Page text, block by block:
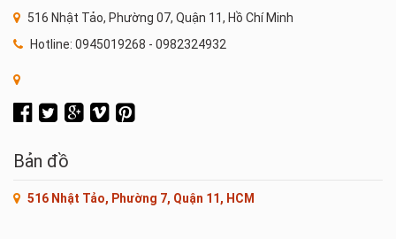
516 Nhật Tảo, Phường 07, Quận 11, Hồ Chí Minh
Hotline: 0945019268 - 0982324932
Bản đồ
516 Nhật Tảo, Phường 7, Quận 11, HCM